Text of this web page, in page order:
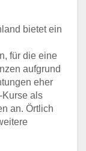
bietet ein
für die eine
aufgrund
eher
Kurse als
an. Örtlich